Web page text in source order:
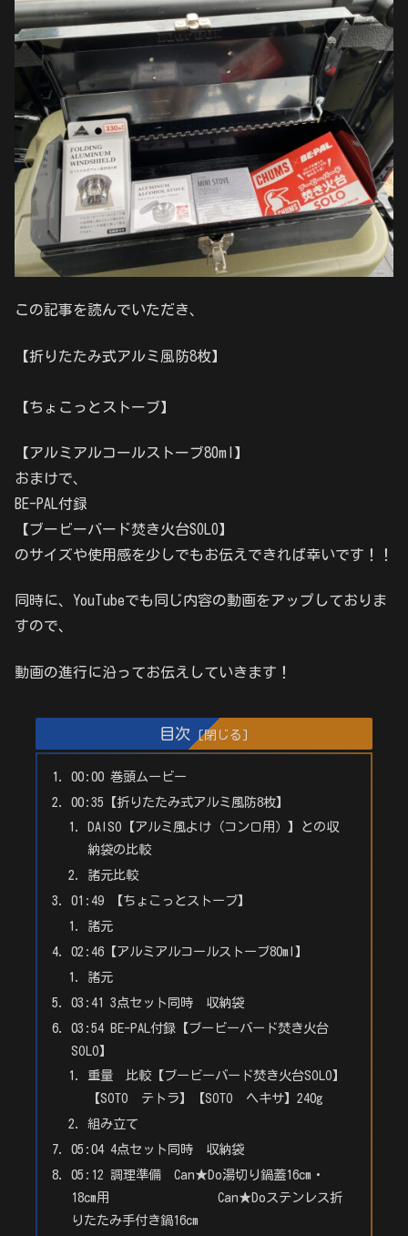
この記事を読んでいただき、
【折りたたみ式アルミ風防8枚】
【ちょこっとストーブ】
【アルミアルコールストーブ80ml】
おまけで、
BE-PAL付録
【ブービーバード焚き火台SOLO】
のサイズや使用感を少しでもお伝えできれば幸いです！！
同時に、YouTubeでも同じ内容の動画をアップしておりま
すので、
動画の進行に沿ってお伝えしていきます！
目次
00:00 巻頭ムービー
00:35【折りたたみ式アルミ風防8枚】
DAISO【アルミ風よけ（コンロ用）】との収
納袋の比較
諸元比較
01:49 【ちょこっとストーブ】
諸元
02:46【アルミアルコールストーブ80ml】
諸元
03:41 3点セット同時 収納袋
03:54 BE-PAL付録【ブービーバード焚き火台
SOLO】
重量 比較【ブービーバード焚き火台SOLO】
【SOTO テトラ】【SOTO ヘキサ】240g
組み立て
05:04 4点セット同時 収納袋
05:12 調理準備 Can★Do湯切り鍋蓋16cm・
18cm用 Can★Doステンレス折
りたたみ手付き鍋16cm